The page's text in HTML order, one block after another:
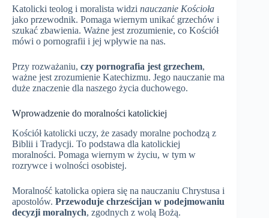
Katolicki teolog i moralista widzi nauczanie Kościoła
jako przewodnik. Pomaga wiernym unikać grzechów i
szukać zbawienia. Ważne jest zrozumienie, co Kościół
mówi o pornografii i jej wpływie na nas.
Przy rozważaniu, czy pornografia jest grzechem,
ważne jest zrozumienie Katechizmu. Jego nauczanie ma
duże znaczenie dla naszego życia duchowego.
Wprowadzenie do moralności katolickiej
Kościół katolicki uczy, że zasady moralne pochodzą z
Biblii i Tradycji. To podstawa dla katolickiej
moralności. Pomaga wiernym w życiu, w tym w
rozrywce i wolności osobistej.
Moralność katolicka opiera się na nauczaniu Chrystusa i
apostolów. Przewoduje chrześcijan w podejmowaniu
decyzji moralnych, zgodnych z wolą Bożą.